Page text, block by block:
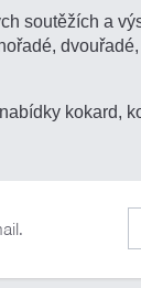
soutěžích a
kokard,